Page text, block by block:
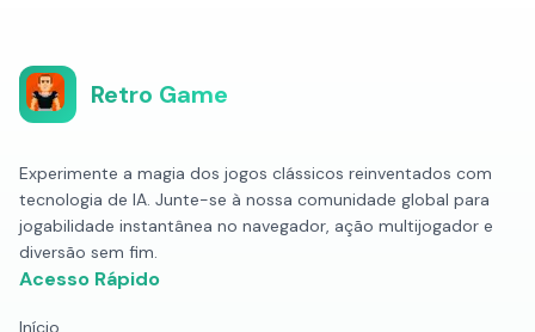
Retro Game
Experimente a magia dos jogos clássicos reinventados com
tecnologia de IA. Junte-se à nossa comunidade global para
jogabilidade instantânea no navegador, ação multijogador e
diversão sem fim.
Acesso Rápido
Início